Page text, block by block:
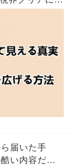
届いた手
い内容だっ